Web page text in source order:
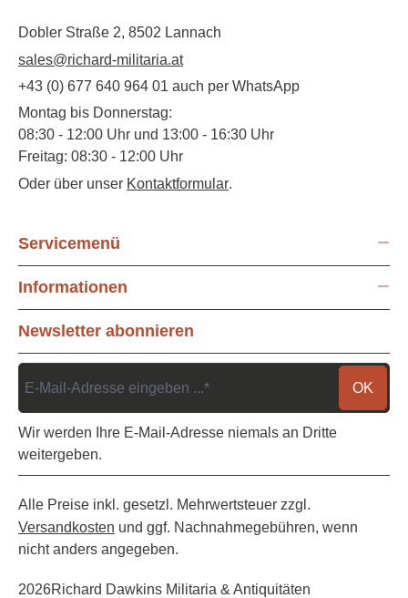
Dobler Straße 2, 8502 Lannach
sales@richard-militaria.at
+43 (0) 677 640 964 01 auch per WhatsApp
Montag bis Donnerstag:
08:30 - 12:00 Uhr und 13:00 - 16:30 Uhr
Freitag: 08:30 - 12:00 Uhr
Oder über unser Kontaktformular.
Servicemenü
Informationen
Newsletter abonnieren
OK
Wir werden Ihre E-Mail-Adresse niemals an Dritte
weitergeben.
Alle Preise inkl. gesetzl. Mehrwertsteuer zzgl.
Versandkosten und ggf. Nachnahmegebühren, wenn
nicht anders angegeben.
2026Richard Dawkins Militaria & Antiquitäten